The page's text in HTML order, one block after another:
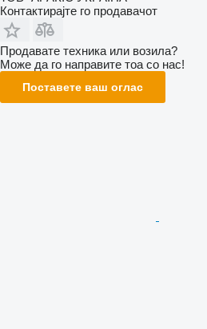
Контактирајте го продавачот
Продавате техника или возила?
Може да го направите тоа со нас!
Поставете ваш оглас